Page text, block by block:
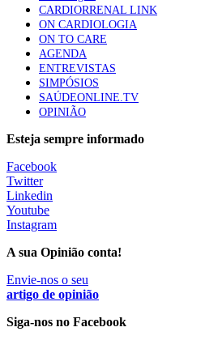
Trodelvy aprovado para
mama triplo negativo
elegíveis para inibidores
61 visualizações
MAIS NOTÍCIAS
Ministério prepara regras para
de baixo risco por enfermeiros
10 Ago, 2026
Presidente da República promulga
médicos por trabalho suplementar
10 Ago, 2026|0 Comments
CARDIORRENAL LINK
ON CARDIOLOGIA
ON TO CARE
AGENDA
ENTREVISTAS
SIMPÓSIOS
SAÚDEONLINE.TV
OPINIÃO
Esteja sempre informado
Facebook
Twitter
Linkedin
Youtube
Instagram
A sua Opinião conta!
Envie-nos o seu
artigo de opinião
Siga-nos no Facebook